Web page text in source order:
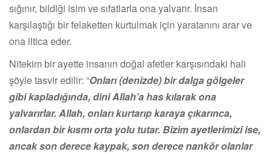
sığınır, bildiği isim ve sıfatlarla ona yalvarır. İnsan
karşılaştığı bir felaketten kurtulmak için yaratanını arar ve
ona iltica eder.
Nitekim bir ayette insanın doğal afetler karşısındaki hali
şöyle tasvir edilir: “Onları (denizde) bir dalga gölgeler
gibi kapladığında, dini Allah’a has kılarak ona
yalvarırlar. Allah, onları kurtarıp karaya çıkarınca,
onlardan bir kısmı orta yolu tutar. Bizim ayetlerimizi ise,
ancak son derece kaypak, son derece nankör olanlar